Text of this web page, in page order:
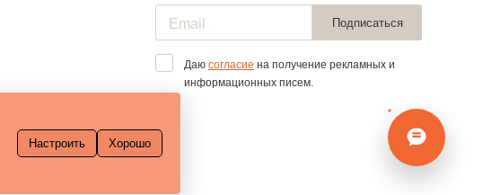
Подписаться
Даюсогласие на получение рекламных и
информационных писем.
Настроить Хорошо